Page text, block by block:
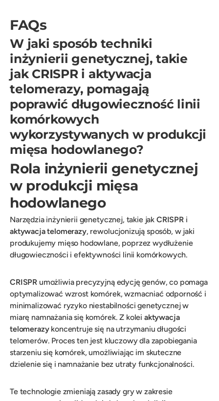
FAQs
W jaki sposób techniki
inżynierii genetycznej, takie
jak CRISPR i aktywacja
telomerazy, pomagają
poprawić długowieczność linii
komórkowych
wykorzystywanych w produkcji
mięsa hodowlanego?
Rola inżynierii genetycznej
w produkcji mięsa
hodowlanego
Narzędzia inżynierii genetycznej, takie jak CRISPR i
aktywacja telomerazy, rewolucjonizują sposób, w jaki
produkujemy mięso hodowlane, poprzez wydłużenie
długowieczności i efektywności linii komórkowych.
CRISPR umożliwia precyzyjną edycję genów, co pomaga
optymalizować wzrost komórek, wzmacniać odporność i
minimalizować ryzyko niestabilności genetycznej w
miarę namnażania się komórek. Z kolei aktywacja
telomerazykoncentruje się na utrzymaniu długości
telomerów. Proces ten jest kluczowy dla zapobiegania
starzeniu się komórek, umożliwiając im skuteczne
dzielenie się i namnażanie bez utraty funkcjonalności.
Te technologie zmieniają zasady gry w zakresie